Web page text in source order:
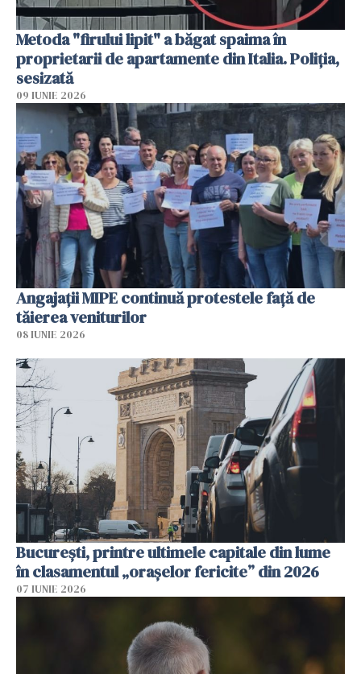
Metoda "firului lipit" a băgat spaima în
proprietarii de apartamente din Italia. Poliția,
sesizată
09 IUNIE 2026
Angajaţii MIPE continuă protestele faţă de
tăierea veniturilor
08 IUNIE 2026
București, printre ultimele capitale din lume
în clasamentul „orașelor fericite” din 2026
07 IUNIE 2026